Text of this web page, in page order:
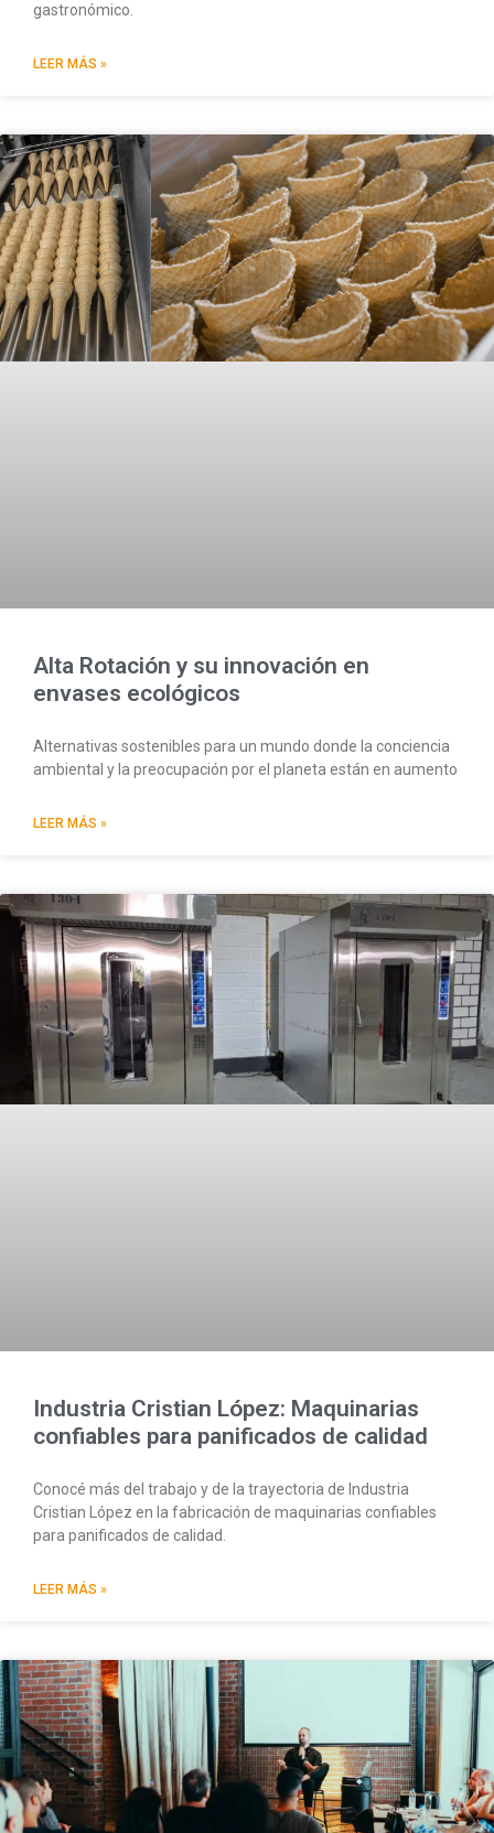
gastronómico.
LEER MÁS »
Alta Rotación y su innovación en
envases ecológicos
Alternativas sostenibles para un mundo donde la conciencia
ambiental y la preocupación por el planeta están en aumento
LEER MÁS »
Industria Cristian López: Maquinarias
confiables para panificados de calidad
Conocé más del trabajo y de la trayectoria de Industria
Cristian López en la fabricación de maquinarias confiables
para panificados de calidad.
LEER MÁS »